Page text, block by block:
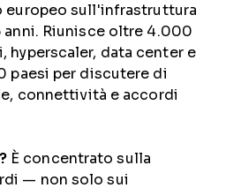
europeo sull'infrastruttura
Riunisce oltre 4.000
hyperscaler, data center e
paesi per discutere di
connettività e accordi
È concentrato sulla
— non solo sui